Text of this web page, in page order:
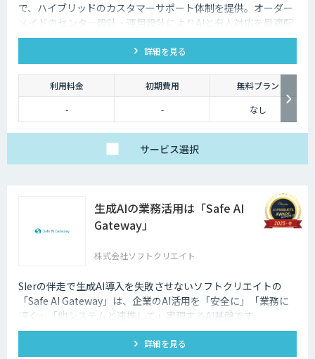
で、ハイブリッドのカスタマーサポート体制を提供。オーダー
メイドのセンター設計・運用設計によりAIと有人対応を最適配
置し、無駄のない対応を実現。
詳細を見る
利用料金 初期費用
無料プラン
-
- なし
サービス選択
生成AIの業務活用は「Safe AI
Gateway」
株式会社ソフトクリエイト
SIerの伴走で生成AI導入を失敗させないソフトクリエイトの
「Safe AI Gateway」は、企業のAI活用を「安全に」「業務に
深く」「他システムと連携して」実現するAI基盤です。
kintone・Salesforce連携にも対応します。
詳細を見る